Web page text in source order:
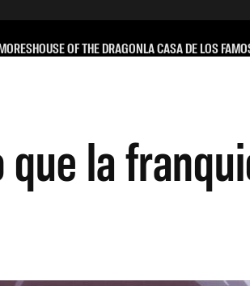
HOUSE OF THE DRAGONLA CASA DE LOS
la